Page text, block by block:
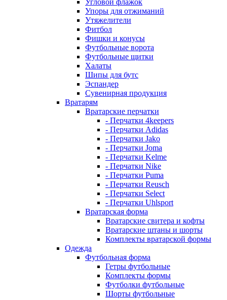
Угловой флажок
Упоры для отжиманий
Утяжелители
Фитбол
Фишки и конусы
Футбольные ворота
Футбольные щитки
Халаты
Шипы для бутс
Эспандер
Сувенирная продукция
Вратарям
Вратарские перчатки
- Перчатки 4keepers
- Перчатки Adidas
- Перчатки Jako
- Перчатки Joma
- Перчатки Kelme
- Перчатки Nike
- Перчатки Puma
- Перчатки Reusch
- Перчатки Select
- Перчатки Uhlsport
Вратарская форма
Вратарские свитера и кофты
Вратарские штаны и шорты
Комплекты вратарской формы
Одежда
Футбольная форма
Гетры футбольные
Комплекты формы
Футболки футбольные
Шорты футбольные